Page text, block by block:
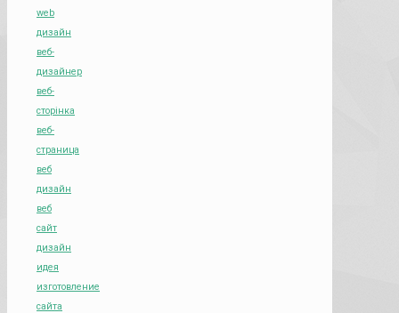
web
дизайн
веб-
дизайнер
веб-
сторінка
веб-
страница
веб
дизайн
веб
сайт
дизайн
идея
изготовление
сайта